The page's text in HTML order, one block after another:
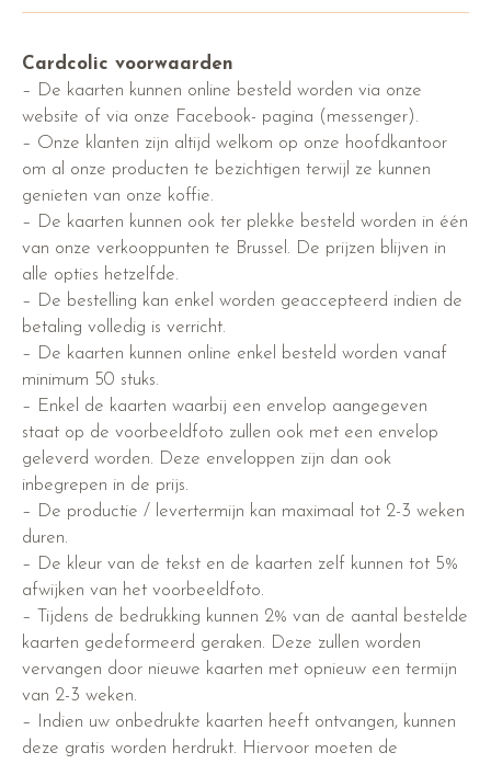
Cardcolic voorwaarden
– De kaarten kunnen online besteld worden via onze
website of via onze Facebook- pagina (messenger).
– Onze klanten zijn altijd welkom op onze hoofdkantoor
om al onze producten te bezichtigen terwijl ze kunnen
genieten van onze koffie.
– De kaarten kunnen ook ter plekke besteld worden in één
van onze verkooppunten te Brussel. De prijzen blijven in
alle opties hetzelfde.
– De bestelling kan enkel worden geaccepteerd indien de
betaling volledig is verricht.
– De kaarten kunnen online enkel besteld worden vanaf
minimum 50 stuks.
– Enkel de kaarten waarbij een envelop aangegeven
staat op de voorbeeldfoto zullen ook met een envelop
geleverd worden. Deze enveloppen zijn dan ook
inbegrepen in de prijs.
– De productie / levertermijn kan maximaal tot 2-3 weken
duren.
– De kleur van de tekst en de kaarten zelf kunnen tot 5%
afwijken van het voorbeeldfoto.
– Tijdens de bedrukking kunnen 2% van de aantal bestelde
kaarten gedeformeerd geraken. Deze zullen worden
vervangen door nieuwe kaarten met opnieuw een termijn
van 2-3 weken.
– Indien uw onbedrukte kaarten heeft ontvangen, kunnen
deze gratis worden herdrukt. Hiervoor moeten de